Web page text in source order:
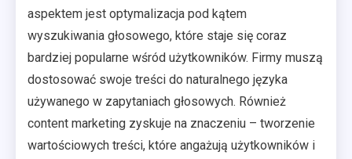
aspektem jest optymalizacja pod kątem
wyszukiwania głosowego, które staje się coraz
bardziej popularne wśród użytkowników. Firmy muszą
dostosować swoje treści do naturalnego języka
używanego w zapytaniach głosowych. Również
content marketing zyskuje na znaczeniu – tworzenie
wartościowych treści, które angażują użytkowników i